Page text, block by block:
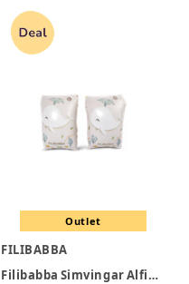
Outlet
FILIBABBA
Filibabba Simvingar Alfie - Christian's Whale Tales